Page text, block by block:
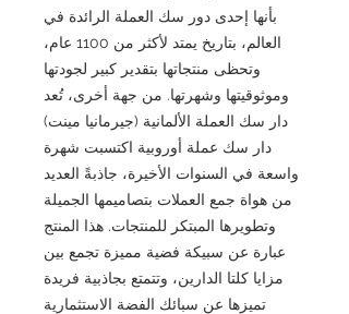
بأنها إحدى دور سك العملة الرائدة في
العالم، بتاريخ يمتد لأكثر من 1100 عام،
وتحظى منتجاتها بتقدير كبير لجودتها
وموثوقيتها وشهرتها. من جهة أخرى، تُعد
دار سك العملة الألمانية (جيرمانيا مينت)
دار سك عملة أوروبية اكتسبت شهرة
واسعة في السنوات الأخيرة، جاذبةً العديد
من هواة جمع العملات بتصاميمها الجميلة
وتطويرها المبتكر للمنتجات. هذا المنتج
عبارة عن سبيكة فضية مميزة تجمع بين
مزايا كلتا الدارين، وتتمتع بجاذبية فريدة
تميزها عن سبائك الفضة الاستثمارية